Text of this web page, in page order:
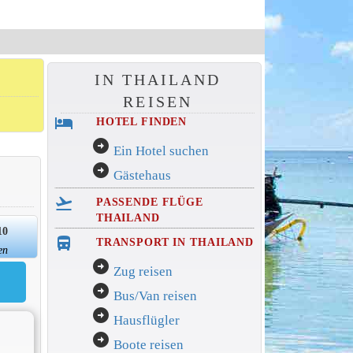
IN THAILAND
REISEN
hotel HOTEL FINDEN
arrow_circle_right Ein Hotel suchen
arrow_circle_right Gästehaus
flight_takeoff
PASSENDE FLÜGE
THAILAND
directions_bus_filled TRANSPORT IN THAILAND
arrow_circle_right Zug reisen
arrow_circle_right Bus/Van reisen
arrow_circle_right Hausflügler
arrow_circle_right Boote reisen